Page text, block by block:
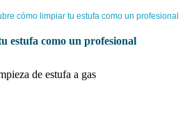
cómo limpiar tu estufa como un profesional
estufa como un profesional